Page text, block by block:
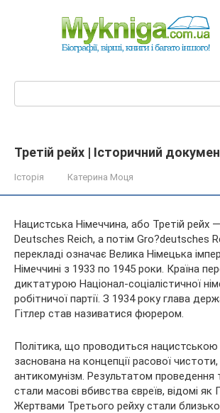
Третій рейх | Історичний
Історія Катерина Моця
Нацистська Німеччина, або Третій рейх
Deutsches Reich, а потім Gro?deutsches
перекладі означає Велика Німецька
Німеччині з 1933 по 1945 роки. Країна
диктатурою Націонал-соціалістичної
робітничої партії. З 1934 рокуглава
Гітлер став називатися фюрером.
Політика, що проводиться нацистською
заснована на концепції расової
антикомунізм. Результатом проведення
стали масові вбивства євреїв, відомі як
Жертвами Третього рейху стали